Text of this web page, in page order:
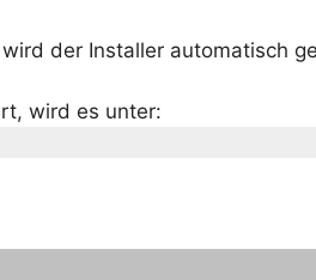
der Installer automatisch
wird es unter: